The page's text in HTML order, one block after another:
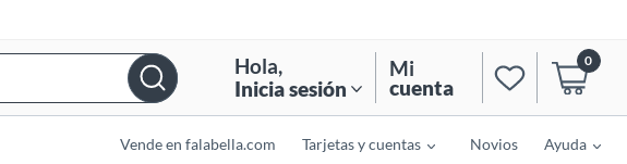
Hola,
Inicia sesión
Mi
cuenta
0
Vende en falabella.com Tarjetas y cuentas Novios Ayuda